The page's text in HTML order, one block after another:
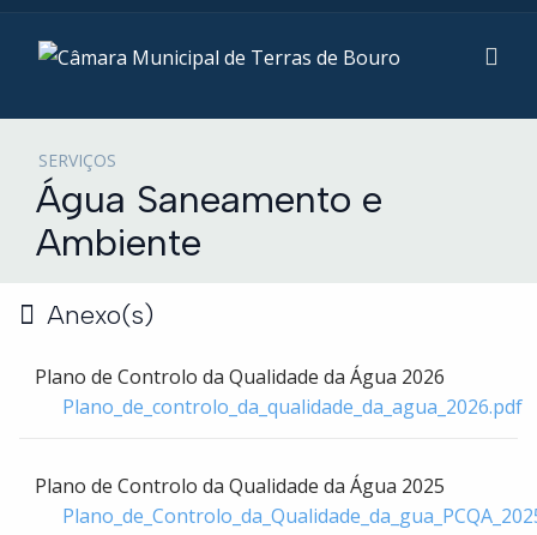
SERVIÇOS
Água Saneamento e
Ambiente
Anexo(s)
Plano de Controlo da Qualidade da Água 2026
Plano_de_controlo_da_qualidade_da_agua_2026.pdf
Plano de Controlo da Qualidade da Água 2025